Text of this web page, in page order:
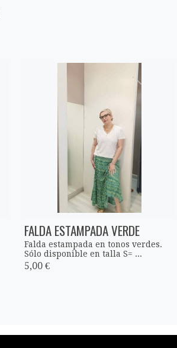
FALDA ESTAMPADA VERDE
Falda estampada en tonos verdes.
Sólo disponible en talla S= ...
5,00 €